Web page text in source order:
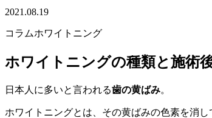
2021.08.19
コラムホワイトニング
ホワイトニングの種類と施術
日本人に多いと言われる歯の黄ばみ。
ホワイトニングとは、その黄ばみの色素を消